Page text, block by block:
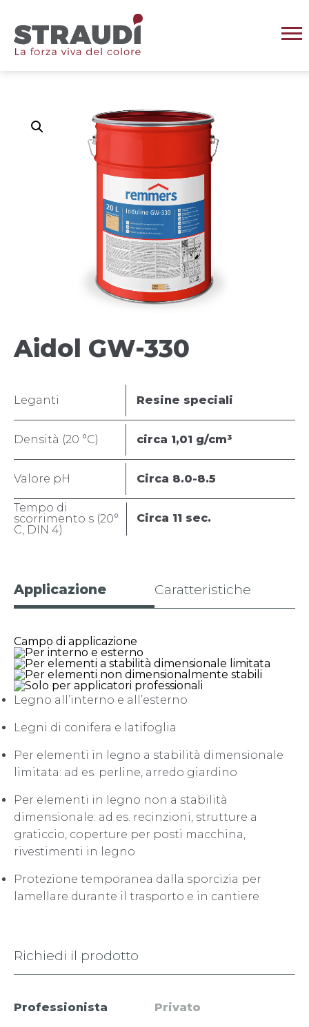
Aidol GW-330
Leganti Resine speciali
Densità (20 °C) circa 1,01 g/cm³
Valore pH Circa 8.0-8.5
Tempo di
scorrimento s (20°
C, DIN 4)
Circa 11 sec.
Applicazione Caratteristiche
Campo di applicazione
Legno all’interno e all’esterno
Legni di conifera e latifoglia
Per elementi in legno a stabilità dimensionale
limitata: ad es. perline, arredo giardino
Per elementi in legno non a stabilità
dimensionale: ad es. recinzioni, strutture a
graticcio, coperture per posti macchina,
rivestimenti in legno
Protezione temporanea dalla sporcizia per
lamellare durante il trasporto e in cantiere
Richiedi il prodotto
Professionista Privato